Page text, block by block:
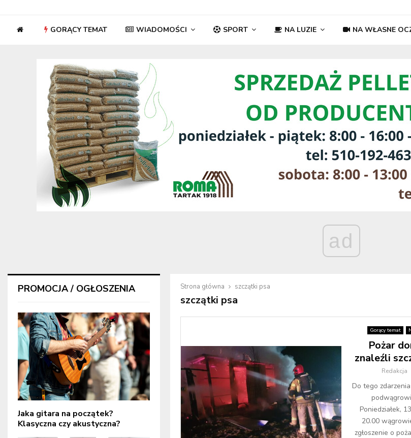
GORĄCY TEMAT WIADOMOŚCI SPORT NA LUZIE NA WŁASNE
ad
Strona główna szczątki psa
szczątki psa
Gorący temat
Pożar
znaleźli
Redakcja
Do tego
Poniedziałek,
20.00
zgłoszenie o
PROMOCJA / OGŁOSZENIA
Jaka gitara na początek?
Klasyczna czy akustyczna?